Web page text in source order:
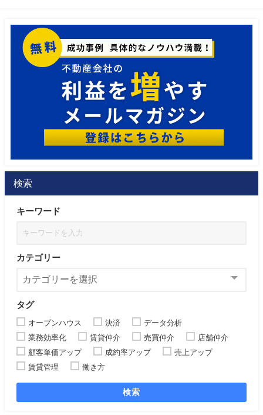
検索
キーワード
カテゴリー
タグ
オープンハウス 決済
データ分析
業務効率化
賃貸仲介 売買仲介
店舗仲介
顧客単価アップ
成約率アップ
売上アップ
賃貸管理
働き方
検索